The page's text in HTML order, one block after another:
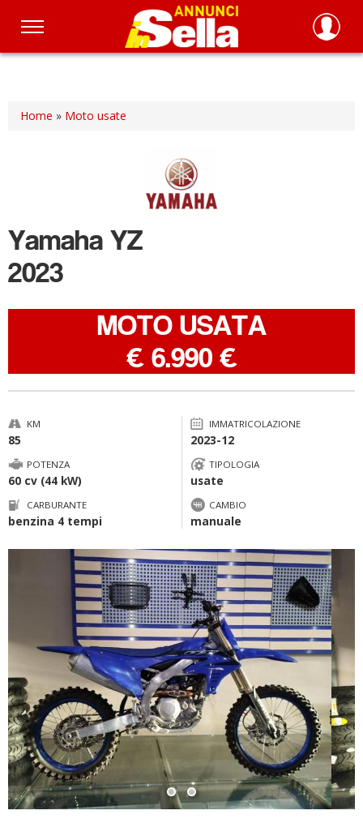
Salta
principale
Home » Moto usate
Yamaha YZ
2023
MOTO USATA
€ 6.990 €
KM
85
IMMATRICOLAZIONE
2023-12
POTENZA
60 cv (44 kW)
TIPOLOGIA
usate
CARBURANTE
benzina 4 tempi
CAMBIO
manuale